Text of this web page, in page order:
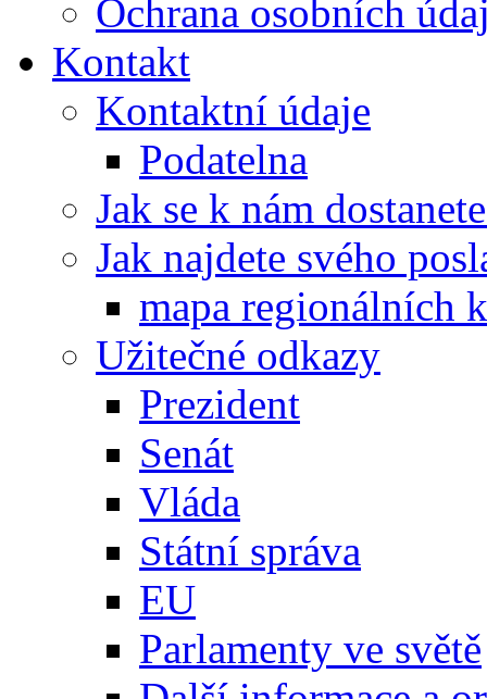
Ochrana osobních
Kontakt
Kontaktní údaje
Podatelna
Jak se k nám
Jak najdete svého
mapa regionálních
Užitečné odkazy
Prezident
Senát
Vláda
Státní správa
EU
Parlamenty ve světě